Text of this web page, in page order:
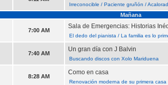
Irreconocible / Paciente gruñón /
Mañana
7:00 AM
Sala de Emergencias: Historias
El dedo del pianista / La familia es lo
7:40 AM
Un gran día con J Balvin
Buscando discos con Xolo Mariduena
8:28 AM
Como en casa
Renovación moderna de su primera casa